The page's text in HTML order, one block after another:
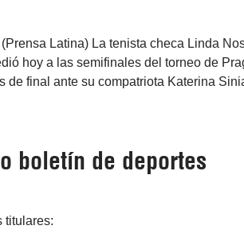
Latina) La tenista checa Linda
hoy a las semifinales del torneo de
de final ante su compatriota Katerina
boletín de deportes
titulares: